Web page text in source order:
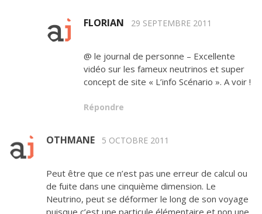
FLORIAN 29 SEPTEMBRE 2011
@ le journal de personne – Excellente
vidéo sur les fameux neutrinos et super
concept de site « L’info Scénario ». A voir !
Répondre
OTHMANE 5 OCTOBRE 2011
Peut être que ce n’est pas une erreur de calcul ou
de fuite dans une cinquième dimension. Le
Neutrino, peut se déformer le long de son voyage